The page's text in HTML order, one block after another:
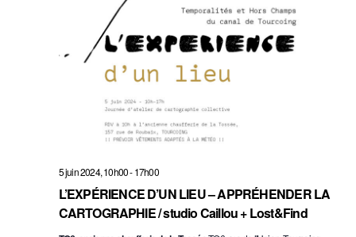
L’EXPÉRIENCE D’UN LIEU – APPRÉHENDER LA
CARTOGRAPHIE / studio Caillou + Lost&Find
5 juin 2024, 10h00-17h00